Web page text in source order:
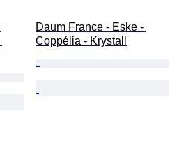
Daum France - Eske -
Coppélia - Krystall